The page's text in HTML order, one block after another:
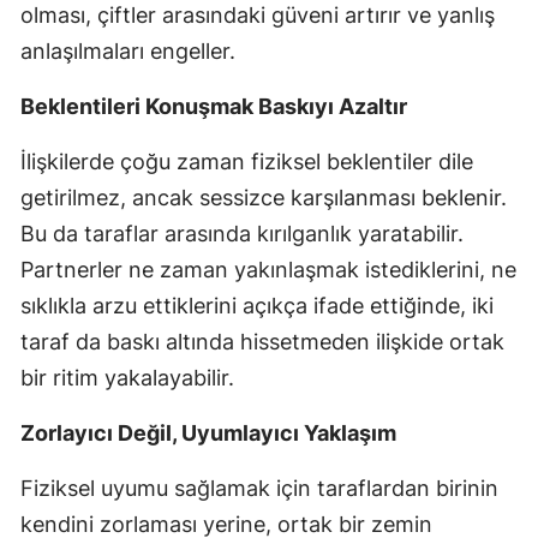
olması, çiftler arasındaki güveni artırır ve yanlış
anlaşılmaları engeller.
Beklentileri Konuşmak Baskıyı Azaltır
İlişkilerde çoğu zaman fiziksel beklentiler dile
getirilmez, ancak sessizce karşılanması beklenir.
Bu da taraflar arasında kırılganlık yaratabilir.
Partnerler ne zaman yakınlaşmak istediklerini, ne
sıklıkla arzu ettiklerini açıkça ifade ettiğinde, iki
taraf da baskı altında hissetmeden ilişkide ortak
bir ritim yakalayabilir.
Zorlayıcı Değil, Uyumlayıcı Yaklaşım
Fiziksel uyumu sağlamak için taraflardan birinin
kendini zorlaması yerine, ortak bir zemin